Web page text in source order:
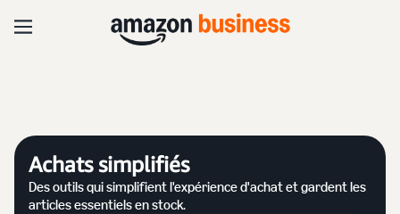
Achats simplifiés
Des outils qui simplifient l'expérience d'achat et gardent les
articles essentiels en stock.